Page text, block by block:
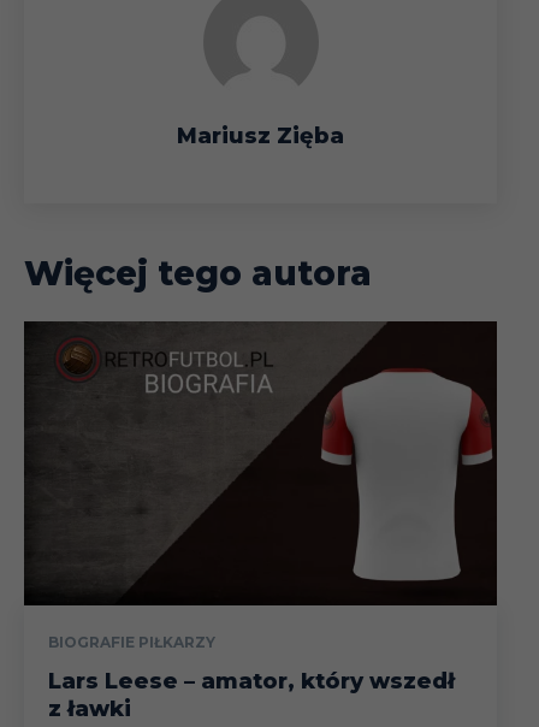
Mariusz Zięba
Więcej tego autora
BIOGRAFIE PIŁKARZY
Lars Leese – amator, który wszedł
z ławki